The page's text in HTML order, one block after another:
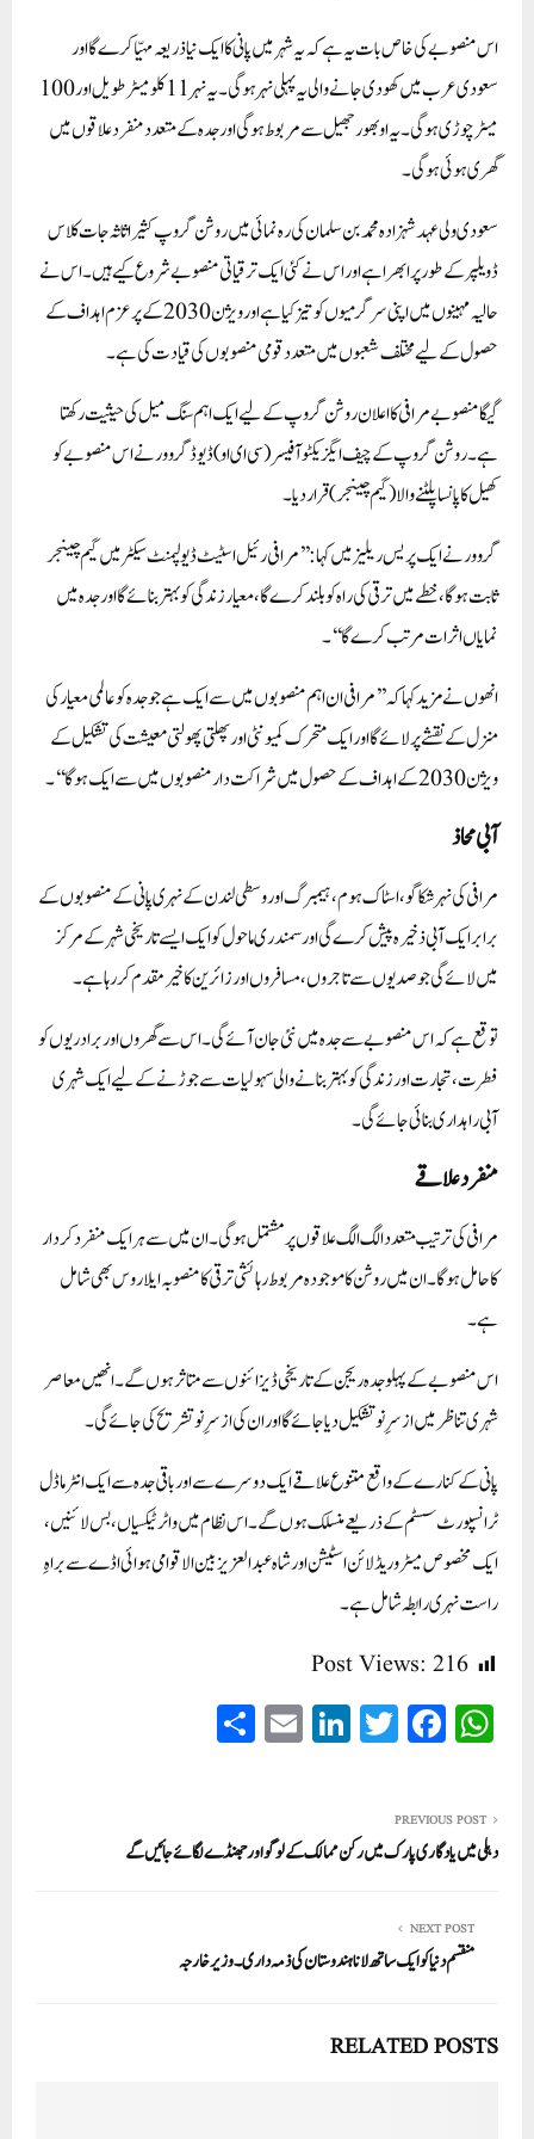
اس منصوبے کی خاص بات یہ ہے کہ یہ شہر میں پانی کا ایک نیا ذریعہ مہیّا کرے گا اور
سعودی عرب میں کھودی جانے والی یہ پہلی نہر ہوگی۔یہ نہر11کلومیٹر طویل اور 100
میٹر چوڑی ہوگی۔یہ اوبھور جھیل سے مربوط ہوگی اور جدہ کے متعدد منفرد علاقوں میں
گھری ہوئی ہوگی۔
سعودی ولی عہد شہزادہ محمد بن سلمان کی رہ نمائی میں روشن گروپ کثیر اثاثہ جات کلاس
ڈویلپر کے طور پر ابھرا ہے اور اس نے کئی ایک ترقیاتی منصوبے شروع کیے ہیں۔اس نے
حالیہ مہینوں میں اپنی سرگرمیوں کو تیز کیا ہے اور ویژن 2030 کے پرعزم اہداف کے
حصول کے لیے مختلف شعبوں میں متعدد قومی منصوبوں کی قیادت کی ہے۔
گیگا منصوبے مرافی کا اعلان روشن گروپ کے لیے ایک اہم سنگ میل کی حیثیت رکھتا
ہے۔روشن گروپ کے چیف ایگزیکٹوآفیسر(سی ای او) ڈیوڈ گروور نے اس منصوبے کو
کھیل کا پانسا پلٹنے والا(گیم چینجر)قرار دیا۔
گروور نے ایک پریس ریلیز میں کہا:’’مرافی رئیل اسٹیٹ ڈیولپمنٹ سیکٹر میں گیم چینجر
ثابت ہوگا، خطے میں ترقی کی راہ کو بلند کرے گا، معیار زندگی کو بہتر بنائے گا اور جدہ میں
نمایاں اثرات مرتب کرے گا‘‘۔
انھوں نے مزید کہا کہ ’’مرافی ان اہم منصوبوں میں سے ایک ہے جو جدہ کو عالمی معیار کی
منزل کے نقشے پر لائے گا اور ایک متحرک کمیونٹی اور پھلتی پھولتی معیشت کی تشکیل کے
ویژن 2030 کے اہداف کے حصول میں شراکت دار منصوبوں میں سے ایک ہوگا‘‘۔
آبی محاذ
مرافی کی نہر شکاگو، اسٹاک ہوم، ہیمبرگ اور وسطی لندن کے نہری پانی کے منصوبوں کے
برابر ایک آبی ذخیرہ پیش کرے گی اور سمندری ماحول کو ایک ایسے تاریخی شہر کے مرکز
میں لائے گی جو صدیوں سے تاجروں، مسافروں اور زائرین کا خیرمقدم کر رہا ہے۔
توقع ہے کہ اس منصوبے سے جدہ میں نئی جان آئے گی۔اس سے گھروں اور برادریوں کو
فطرت، تجارت اور زندگی کو بہتر بنانے والی سہولیات سے جوڑنے کے لیے ایک شہری
آبی راہداری بنائی جائے گی۔
منفرد علاقے
مرافی کی ترتیب متعدد الگ الگ علاقوں پر مشتمل ہوگی۔ان میں سے ہر ایک منفرد کردار
کا حامل ہوگا۔ ان میں روشن کا موجودہ مربوط رہائشی ترقی کا منصوبہ ایلاروس بھی شامل
ہے۔
اس منصوبے کے پہلو جدہ ریجن کے تاریخی ڈیزائنوں سے متاثر ہوں گے۔انھیں معاصر
شہری تناظر میں از سرِنو تشکیل دیا جائے گا اور ان کی از سرِنو تشریح کی جائے گی۔
پانی کے کنارے کے واقع متنوع علاقے ایک دوسرے سے اور باقی جدہ سے ایک انٹرماڈل
ٹرانسپورٹ سسٹم کے ذریعے منسلک ہوں گے۔اس نظام میں واٹر ٹیکسیاں ، بس لائنیں ،
ایک مخصوص میٹرو ریڈ لائن اسٹیشن اور شاہ عبدالعزیز بین الاقوامی ہوائی اڈے سے براہِ
راست نہری رابطہ شامل ہے۔
Post Views: 216
W
ha
A
pp
Fa
ce
ok
T
wi
r
Li
nk
In
E
m
PREVIOUS POST
دہلی میں یادگاری پارک میں رکن ممالک کے لوگواور جھنڈے لگائے جائیں گے
NEXT POST
منقسم دنیا کو ایک ساتھ لانا ہندوستان کی ذمہ داری۔ وزیر خارجہ
RELATED POSTS